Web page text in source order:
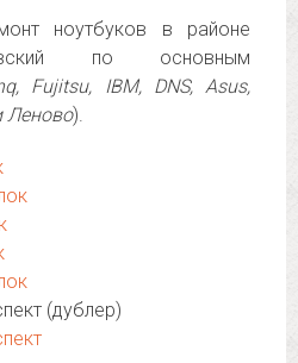
ноутбуков в районе
по основным
Fujitsu, IBM, DNS, Asus,
Леново).
(дублер)